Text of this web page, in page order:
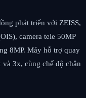
phát triển với ZEISS,
camera tele 50MP
8MP. Máy hỗ trợ quay
3x, cùng chế độ chân